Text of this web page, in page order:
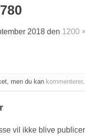
2018 den 1200
men du kan kommenterer.
vil ikke blive